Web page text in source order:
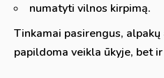
numatyti vilnos kirpimą.
Tinkamai pasirengus,
papildoma veikla ūkyje, bet